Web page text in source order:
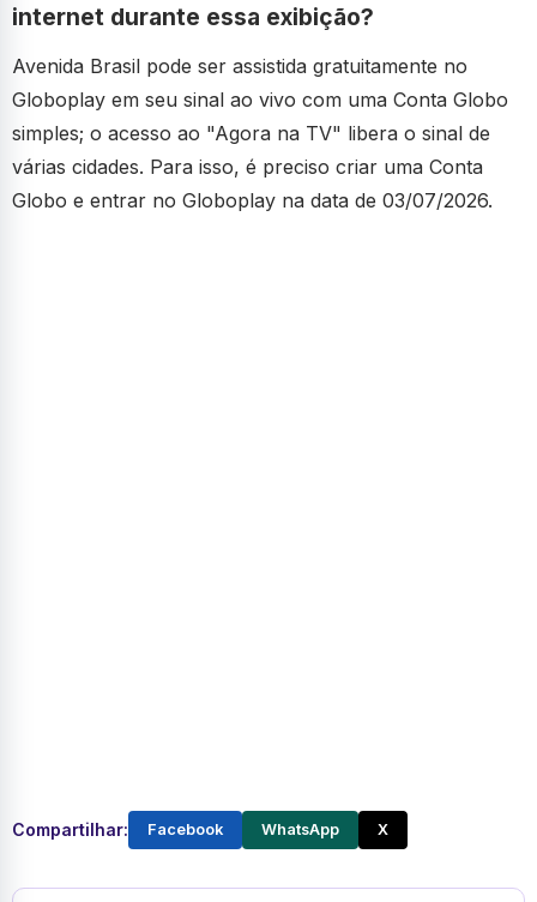
internet durante essa exibição?
Avenida Brasil pode ser assistida gratuitamente no
Globoplay em seu sinal ao vivo com uma Conta Globo
simples; o acesso ao "Agora na TV" libera o sinal de
várias cidades. Para isso, é preciso criar uma Conta
Globo e entrar no Globoplay na data de 03/07/2026.
Compartilhar: Facebook WhatsApp X